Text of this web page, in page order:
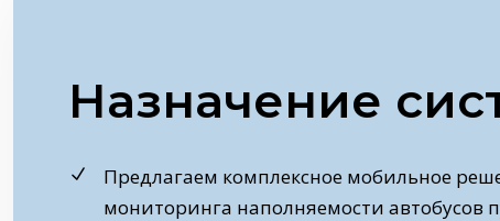
Назначение
Предлагаем комплексное мобильное
мониторинга наполняемости автобусов